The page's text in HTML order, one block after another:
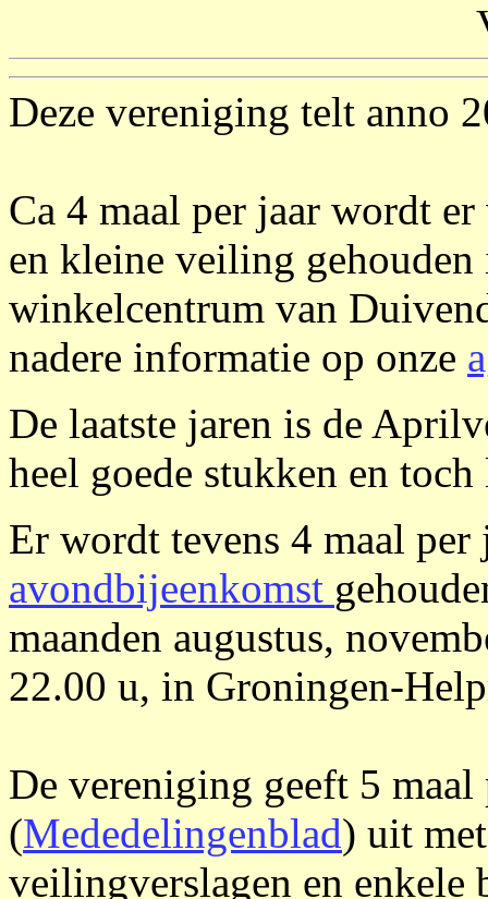
Deze vereniging telt anno
Ca 4 maal per jaar wordt
en kleine veiling
winkelcentrum van
nadere informatie op onze
De laatste jaren is de
heel goede stukken en
Er wordt tevens 4 maal per
avondbijeenkomst
maanden augustus,
22.00 u, in Groningen-
De vereniging geeft 5
(Mededelingenblad) uit
veilingverslagen en